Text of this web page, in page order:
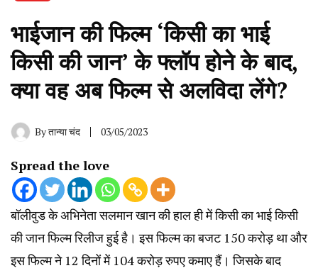
भाईजान की फिल्म ‘किसी का भाई
किसी की जान’ के फ्लॉप होने के बाद,
क्या वह अब फिल्म‌ से अलविदा लेंगे?
Byतान्या चंद 03/05/2023
Spread the love
बॉलीवुड के अभिनेता सलमान खान की हाल ही में किसी का भाई किसी
की जान फिल्म रिलीज हुई है। इस फिल्म का बजट 150 करोड़ था और
इस फिल्म ने 12 दिनों में 104 करोड़ रुपए कमाए हैं। जिसके बाद